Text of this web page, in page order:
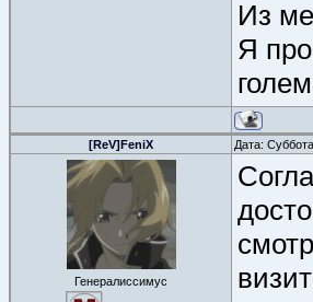
Из
Я
[ReV]FeniX Дата:
Генералиссимус